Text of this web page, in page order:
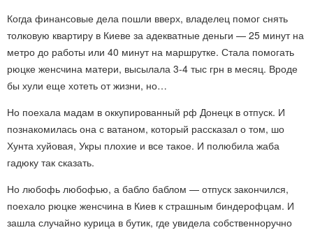
Когда финансовые дела пошли вверх, владелец помог снять
толковую квартиру в Киеве за адекватные деньги — 25 минут на
метро до работы или 40 минут на маршрутке. Стала помогать
рюцке женсчина матери, высылала 3-4 тыс грн в месяц. Вроде
бы хули еще хотеть от жизни, но…
Но поехала мадам в оккупированный рф Донецк в отпуск. И
познакомилась она с ватаном, который рассказал о том, шо
Хунта хуйовая, Укры плохие и все такое. И полюбила жаба
гадюку так сказать.
Но любофь любофью, а бабло баблом — отпуск закончился,
поехало рюцке женсчина в Киев к страшным биндерофцам. И
зашла случайно курица в бутик, где увидела собственноручно